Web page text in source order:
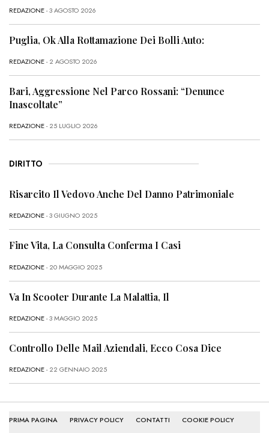
REDAZIONE- 3 AGOSTO 2026
Puglia, Ok Alla Rottamazione Dei Bolli Auto:
REDAZIONE- 2 AGOSTO 2026
Bari, Aggressione Nel Parco Rossani: “Denunce
Inascoltate”
REDAZIONE- 25 LUGLIO 2026
DIRITTO
Risarcito Il Vedovo Anche Del Danno Patrimoniale
REDAZIONE- 3 GIUGNO 2025
Fine Vita, La Consulta Conferma I Casi
REDAZIONE- 20 MAGGIO 2025
Va In Scooter Durante La Malattia, Il
REDAZIONE- 3 MAGGIO 2025
Controllo Delle Mail Aziendali, Ecco Cosa Dice
REDAZIONE- 22 GENNAIO 2025
PRIMA PAGINA PRIVACY POLICY CONTATTI
COOKIE POLICY